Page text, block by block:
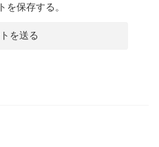
を保存する。